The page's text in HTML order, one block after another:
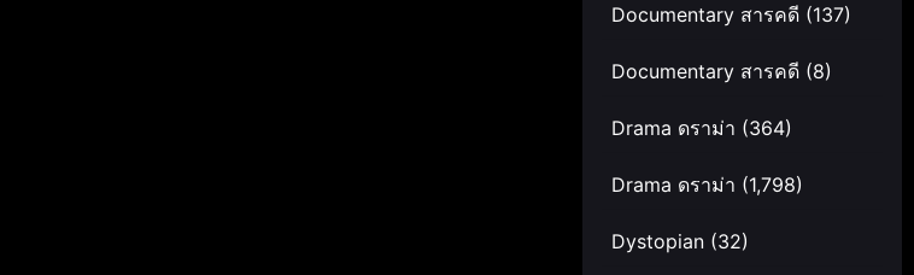
Documentary สารคดี (137)
Documentary สารคดี (8)
Drama ดราม่า (364)
Drama ดราม่า (1,798)
Dystopian (32)